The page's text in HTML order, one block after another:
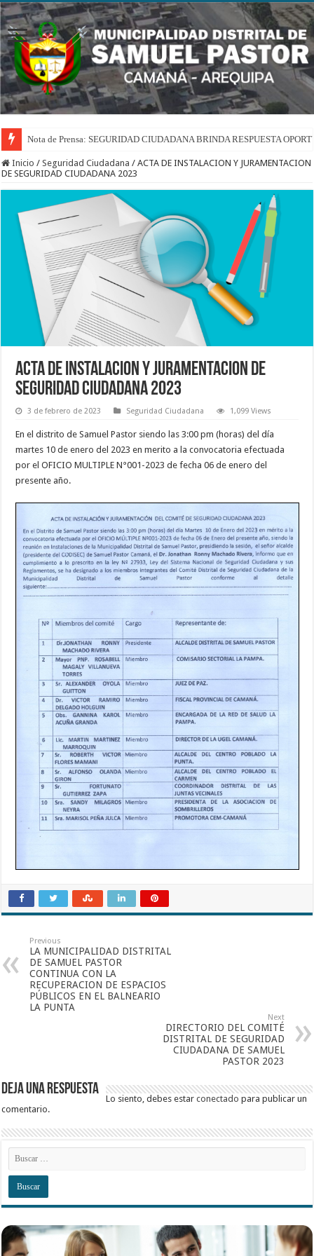
Nota de Prensa: SEGURIDAD CIUDADANA BRINDA RESPUESTA
Inicio / Seguridad Ciudadana / ACTA DE INSTALACION Y JURAMENTACION
DE SEGURIDAD CIUDADANA 2023
ACTA DE INSTALACION Y JURAMENTACION DE
SEGURIDAD CIUDADANA 2023
3 de febrero de 2023 Seguridad Ciudadana 1,099 Views
En el distrito de Samuel Pastor siendo las 3:00 pm (horas) del día
martes 10 de enero del 2023 en merito a la convocatoria efectuada
por el OFICIO MULTIPLE N°001-2023 de fecha 06 de enero del
presente año.
Previous
LA MUNICIPALIDAD DISTRITAL
DE SAMUEL PASTOR
CONTINUA CON LA
RECUPERACION DE ESPACIOS
PÚBLICOS EN EL BALNEARIO
LA PUNTA
Next
DIRECTORIO DEL COMITÉ
DISTRITAL DE SEGURIDAD
CIUDADANA DE SAMUEL
PASTOR 2023
Deja una respuesta
Lo siento, debes estarconectado para publicar un
comentario.